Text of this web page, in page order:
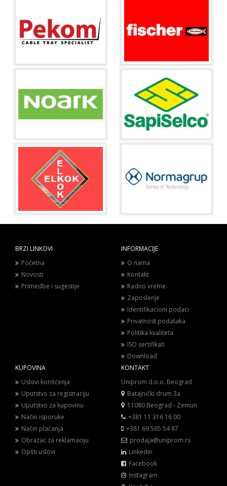
BRZI LINKOVI
Početna
Novosti
Primedbe i sugestije
INFORMACIJE
O nama
Kontakt
Radno vreme
Zaposlenje
Identifikacioni podaci
Privatnost podataka
Politika kvaliteta
ISO sertifikati
Download
KUPOVINA
Uslovi korišćenja
Uputstvo za registraciju
Uputstvo za kupovinu
Način isporuke
Način plaćanja
Obrazac za reklamaciju
Opšti uslovi
KONTAKT
Uniprom d.o.o. Beograd
Batajnički drum 3a
11080 Beograd - Zemun
+381 11 316 16 00
+381 69 565 54 87
prodaja@uniprom.rs
Linkedin
Facebook
Instagram